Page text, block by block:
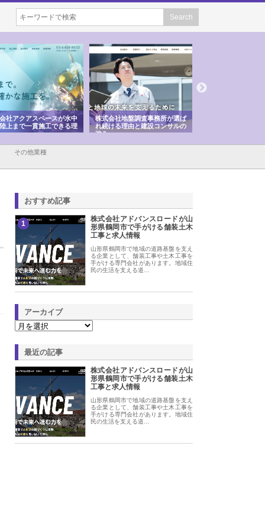
社アクアスペースが水中
上まで一貫施工できる理
株式会社地盤調査事務所が選ば
れ続ける理由と建設コンサルの
強み
その他業種
おすすめ記事
1
株式会社アドバンスロードが山
形県鶴岡市で手がける舗装土木
工事と求人情報
山形県鶴岡市で地域の道路基盤を支え
る企業として、舗装工事や土木工事を
手がける専門会社があります。地域住
民の生活を支える道…
アーカイブ
最近の記事
株式会社アドバンスロードが山
形県鶴岡市で手がける舗装土木
工事と求人情報
山形県鶴岡市で地域の道路基盤を支え
る企業として、舗装工事や土木工事を
手がける専門会社があります。地域住
民の生活を支える道…